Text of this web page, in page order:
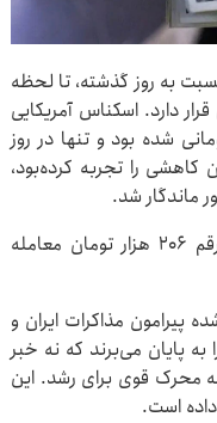
به روز گذشته، تا لحظه
رقم ۱۸۰ هزار تومان قرار دارد. اسکناس آمریکایی
وارد کریدور ۱۸۰ هزار تومانی شده بود و تنها در روز
را تجربه کرده‌بود،
ماندگار شد.
گفتنی است یورو نیز بدون نوسان، روی رقم ۲۰۶ هزار تومان معامله
پیرامون مذاکرات ایران و
پایان می‌برند که نه خبر
محرک قوی برای رشد. این
است.